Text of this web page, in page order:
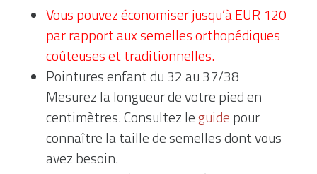
Vous pouvez économiser jusqu’à EUR 120
par rapport aux semelles orthopédiques
coûteuses et traditionnelles.
Pointures enfant du 32 au 37/38
Mesurez la longueur de votre pied en
centimètres. Consultez leguide pour
connaître la taille de semelles dont vous
avez besoin.